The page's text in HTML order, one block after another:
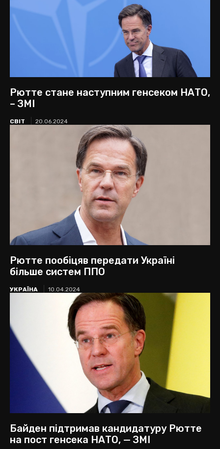
Рютте стане наступним генсеком НАТО,
– ЗМІ
СВІТ 20.06.2024
Рютте пообіцяв передати Україні
більше систем ППО
УКРАЇНА 10.04.2024
Байден підтримав кандидатуру Рютте
на пост генсека НАТО, — ЗМІ